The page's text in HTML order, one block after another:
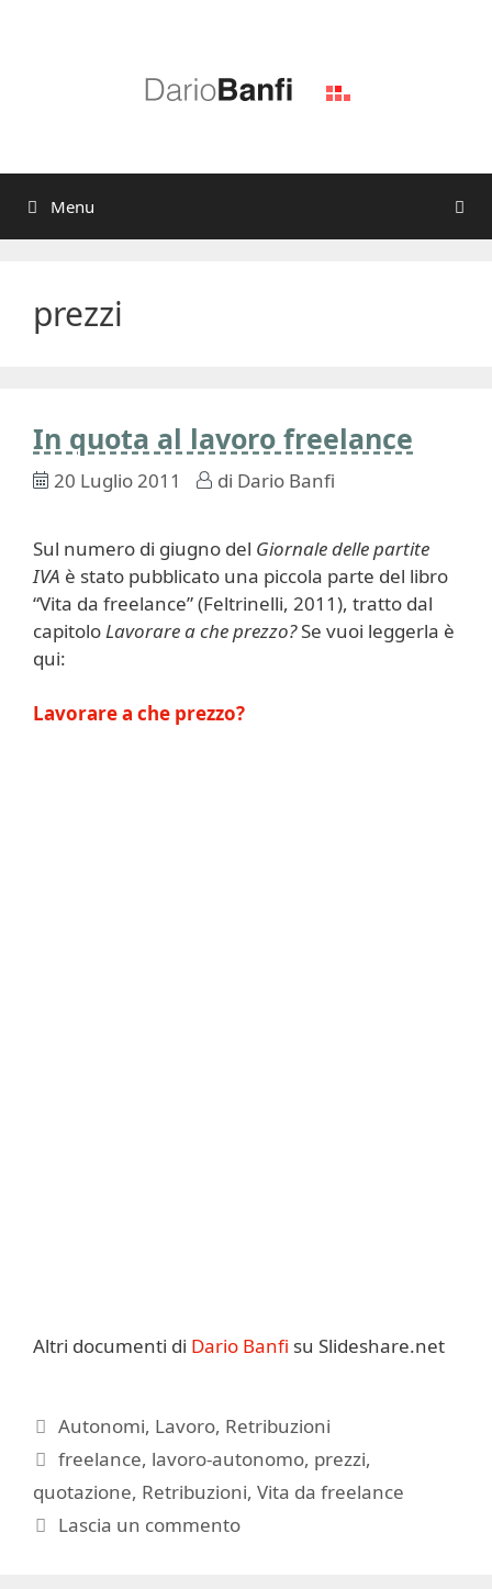
Menu
prezzi
In quota al lavoro freelance
20 Luglio 2011 di Dario Banfi
Sul numero di giugno del Giornale delle partite
IVA è stato pubblicato una piccola parte del libro
“Vita da freelance” (Feltrinelli, 2011), tratto dal
capitolo Lavorare a che prezzo?Se vuoi leggerla è
qui:
Lavorare a che prezzo?
Altri documenti di Dario Banfi su Slideshare.net
Categorie
Autonomi, Lavoro, Retribuzioni
Tag
freelance, lavoro-autonomo, prezzi,
quotazione, Retribuzioni, Vita da freelance
Lascia un commento